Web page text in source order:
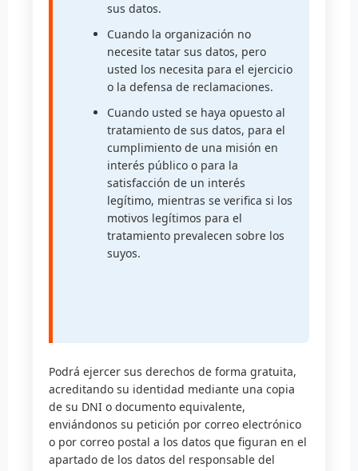
sus datos.
Cuando la organización no
necesite tatar sus datos, pero
usted los necesita para el ejercicio
o la defensa de reclamaciones.
Cuando usted se haya opuesto al
tratamiento de sus datos, para el
cumplimiento de una misión en
interés público o para la
satisfacción de un interés
legítimo, mientras se verifica si los
motivos legítimos para el
tratamiento prevalecen sobre los
suyos.
Podrá ejercer sus derechos de forma gratuita,
acreditando su identidad mediante una copia
de su DNI o documento equivalente,
enviándonos su petición por correo electrónico
o por correo postal a los datos que figuran en el
apartado de los datos del responsable del